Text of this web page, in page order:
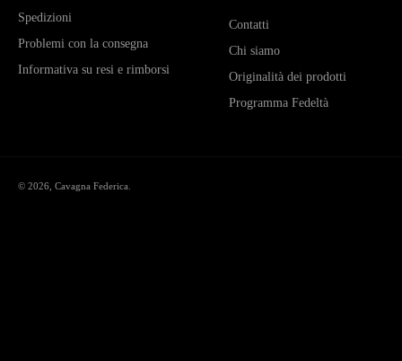
Spedizioni
Problemi con la consegna
Informativa su resi e rimborsi
Contatti
Chi siamo
Originalità dei prodotti
Programma Fedeltà
© 2026, Cavagna Federica